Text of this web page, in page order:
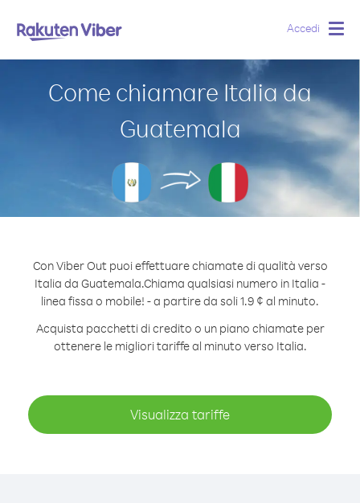
Accedi
Come chiamare Italia da
Guatemala
Con Viber Out puoi effettuare chiamate di qualità verso
Italia da Guatemala.Chiama qualsiasi numero in Italia -
linea fissa o mobile! - a partire da soli 1.9 ¢ al minuto.
Acquista pacchetti di credito o un piano chiamate per
ottenere le migliori tariffe al minuto verso Italia.
Visualizza tariffe